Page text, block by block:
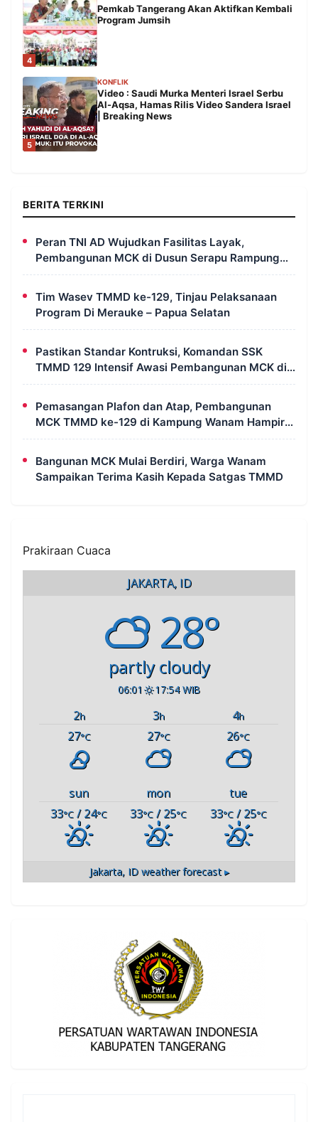
4
Pemkab Tangerang Akan Aktifkan Kembali
Program Jumsih
5
KONFLIK
Video : Saudi Murka Menteri Israel Serbu
Al-Aqsa, Hamas Rilis Video Sandera Israel
| Breaking News
BERITA TERKINI
Peran TNI AD Wujudkan Fasilitas Layak,
Pembangunan MCK di Dusun Serapu Rampung
Dikerjakan
Tim Wasev TMMD ke-129, Tinjau Pelaksanaan
Program Di Merauke – Papua Selatan
Pastikan Standar Kontruksi, Komandan SSK
TMMD 129 Intensif Awasi Pembangunan MCK di
Wanam
Pemasangan Plafon dan Atap, Pembangunan
MCK TMMD ke-129 di Kampung Wanam Hampir
Rampung
Bangunan MCK Mulai Berdiri, Warga Wanam
Sampaikan Terima Kasih Kepada Satgas TMMD
Prakiraan Cuaca
JAKARTA, ID
28°
partly cloudy
06:01 17:54 WIB
2h 3h 4h
27°C 27°C 26°C
sun mon
tue
33°C / 24°C 33°C / 25°C 33°C/ 25°C
Jakarta, IDweather forecast ▸